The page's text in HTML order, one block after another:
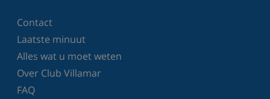
Contact
Laatste minuut
Alles wat u moet weten
Over Club Villamar
FAQ